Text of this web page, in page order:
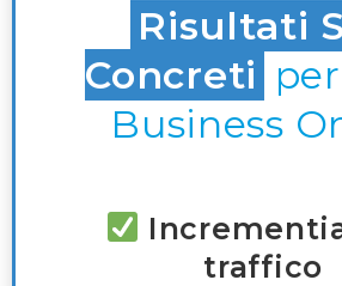
Risultati
Concreti
Business
traffico